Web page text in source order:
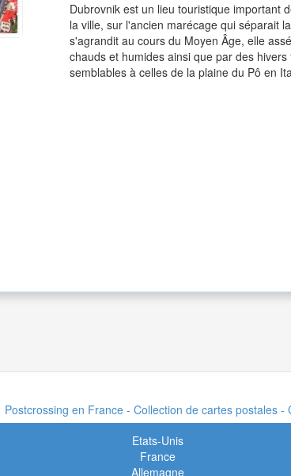
Dubrovnik est un lieu touristique important
la ville, sur l'ancien marécage qui séparait
s'agrandit au cours du Moyen Âge, elle
chauds et humides ainsi que par des
semblables à celles de la plaine du Pô en
Postcrossing en France - Collection de cartes postales
Etats-Unis
France
Allemagne